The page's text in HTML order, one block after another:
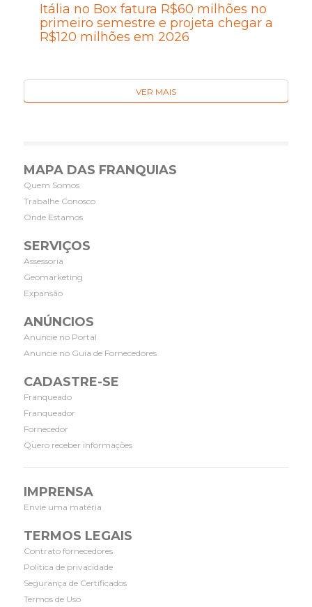
Itália no Box fatura R$60 milhões no
primeiro semestre e projeta chegar a
R$120 milhões em 2026
VER MAIS
MAPA DAS FRANQUIAS
Quem Somos
Trabalhe Conosco
Onde Estamos
SERVIÇOS
Assessoria
Geomarketing
Expansão
ANÚNCIOS
Anuncie no Portal
Anuncie no Guia de Fornecedores
CADASTRE-SE
Franqueado
Franqueador
Fornecedor
Quero receber informações
IMPRENSA
Envie uma matéria
TERMOS LEGAIS
Contrato fornecedores
Política de privacidade
Segurança de Certificados
Termos de Uso